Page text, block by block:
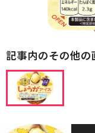
記事内のその他の